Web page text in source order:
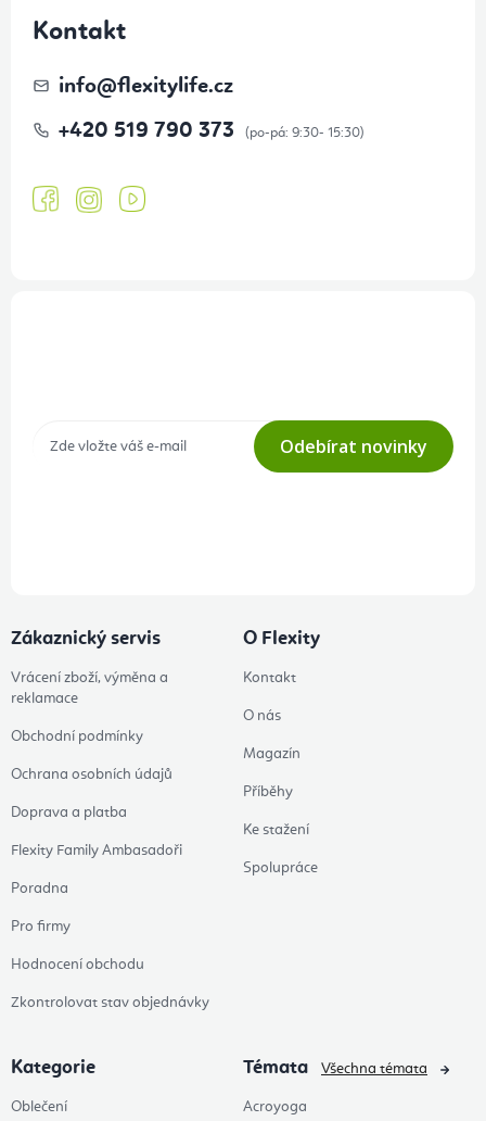
Kontakt
info@flexitylife.cz
+420 519 790 373
Odebírat novinky
Zákaznický servis
Vrácení zboží, výměna a
reklamace
Obchodní podmínky
Ochrana osobních údajů
Doprava a platba
Flexity Family Ambasadoři
Poradna
Pro firmy
Hodnocení obchodu
Zkontrolovat stav objednávky
O Flexity
Kontakt
O nás
Magazín
Příběhy
Ke stažení
Spolupráce
Kategorie
Oblečení
Témata
Acroyoga
Všechna témata